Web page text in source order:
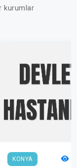
kurumlar
KONYA